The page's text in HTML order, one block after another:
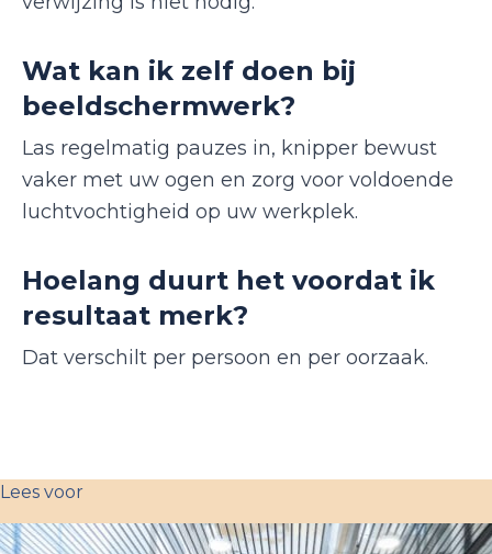
Wat kan ik zelf doen bij
beeldschermwerk?
Las regelmatig pauzes in, knipper bewust
vaker met uw ogen en zorg voor voldoende
luchtvochtigheid op uw werkplek.
Hoelang duurt het voordat ik
resultaat merk?
Dat verschilt per persoon en per oorzaak.
Lees voor